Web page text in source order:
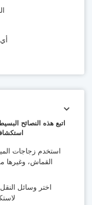
الجولات
أي شيء
اتبع هذه النصائح البسيطة
استكشافك
استخدم زجاجات المياه
القماش، وغيرها من
اختر وسائل النقل
لاستكشاف